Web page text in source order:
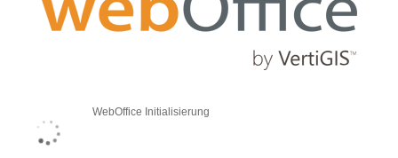
WebOffice Initialisierung